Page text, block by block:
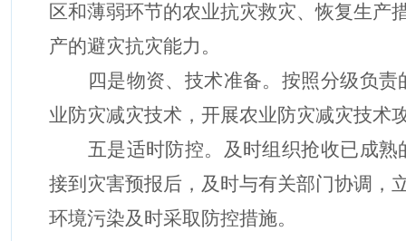
区和薄弱环节的农业抗灾救灾、恢复生产
产的避灾抗灾能力。
四是物资、技术准备。按照分级负
业防灾减灾技术，开展农业防灾减灾技术
五是适时防控。及时组织抢收已成
接到灾害预报后，及时与有关部门协调，
环境污染及时采取防控措施。